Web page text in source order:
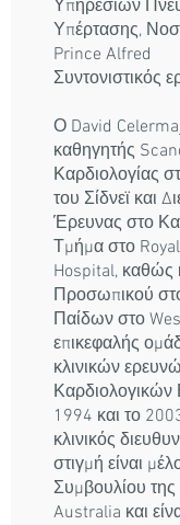
Υπηρεσιών
Υπέρτασης,
Prince Alfred
Συντονιστικός
Ο David
καθηγητής
Καρδιολογίας
του Σίδνεϊ και
Έρευνας στο
Τμήμα στο
Hospital, καθώς
Προσωπικού
Παίδων στο
επικεφαλής
κλινικών
1994 και το
κλινικός
στιγμή είναι
Συμβουλίου
Australia και